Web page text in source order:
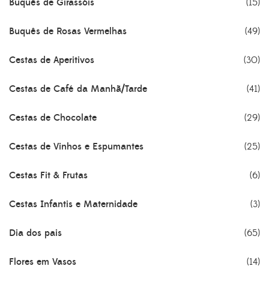
Buquês de Girassóis (15)
Buquês de Rosas Vermelhas (49)
Cestas de Aperitivos (30)
Cestas de Café da Manhã/Tarde (41)
Cestas de Chocolate (29)
Cestas de Vinhos e Espumantes (25)
Cestas Fit & Frutas (6)
Cestas Infantis e Maternidade (3)
Dia dos pais (65)
Flores em Vasos (14)